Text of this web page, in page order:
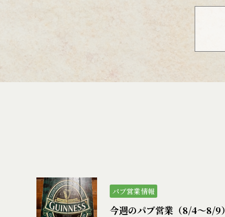
パブ営業情報
今週のパブ営業（8/4〜8/9）